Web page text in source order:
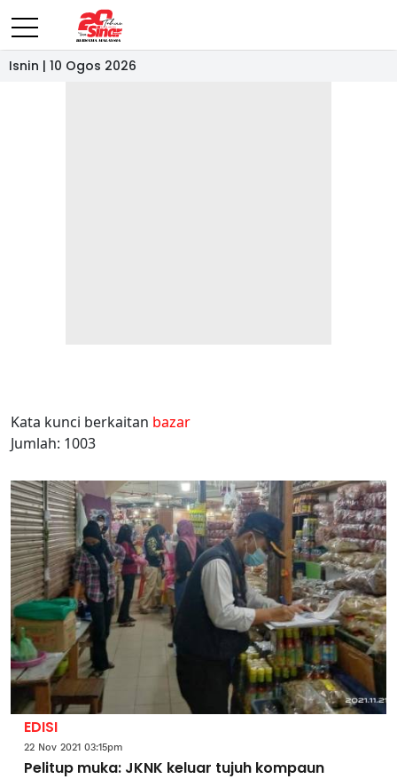
Isnin | 10 Ogos 2026
Kata kunci berkaitan bazar
Jumlah: 1003
EDISI
22 Nov 2021 03:15pm
Pelitup muka: JKNK keluar tujuh kompaun